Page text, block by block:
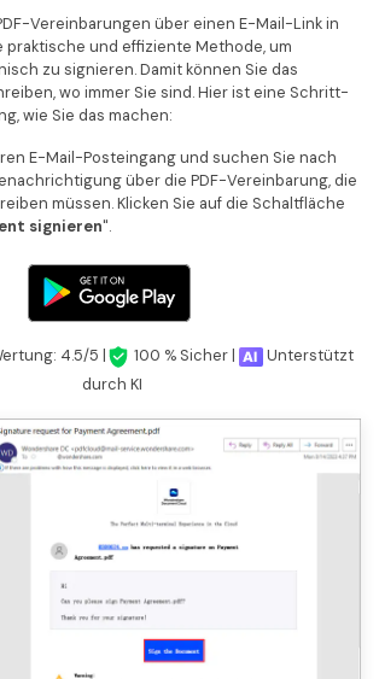
Vereinbarungen über einen E-Mail-Link in
praktische und effiziente Methode, um
zu signieren. Damit können Sie das
wo immer Sie sind. Hier ist eine Schritt-
wie Sie das machen:
E-Mail-Posteingang und suchen Sie nach
über die PDF-Vereinbarung, die
müssen. Klicken Sie auf die Schaltfläche
signieren".
4.5/5 | 100 % Sicher |
Unterstützt
durch KI